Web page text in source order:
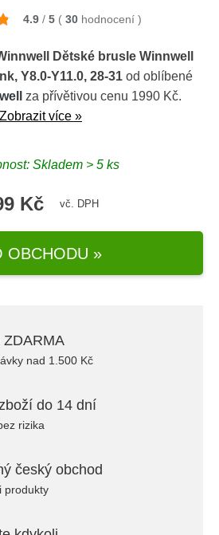
4.9 / 5 ( 30 hodnocení )
Dětské brusle Winnwell
Y8.0-Y11.0, 28-31od oblíbené
za přívětivou cenu 1990 Kč.
Zobrazit více »
Skladem > 5 ks
Kč vč. DPH
OBCHODU »
ZDARMA
nad 1.500 Kč
do 14 dní
rizika
český obchod
produkty